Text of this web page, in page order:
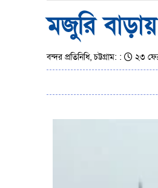
মজুরি
বন্দর প্রতিনিধি, চট্টগ্রাম: : ২৩